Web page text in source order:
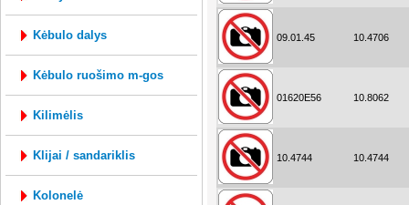
kėbulo dalys
kėbulo ruošimo m-gos
kilimėlis
klijai / sandariklis
kolonelė
09.01.45 10.4706
01620E56 10.8062
10.4744 10.4744